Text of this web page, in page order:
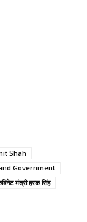
Shah
Government
मंत्री हरक सिंह